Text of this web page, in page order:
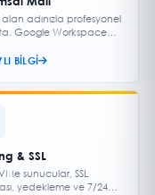
adınızla profesyonel
Google Workspace
BILGI
& SSL
sunucular, SSL
yedekleme ve 7/24